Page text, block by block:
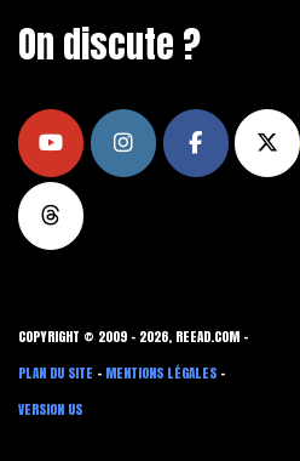
On discute ?
COPYRIGHT © 2009 - 2026, REEAD.COM -
PLAN DU SITE - MENTIONS LÉGALES -
VERSION US